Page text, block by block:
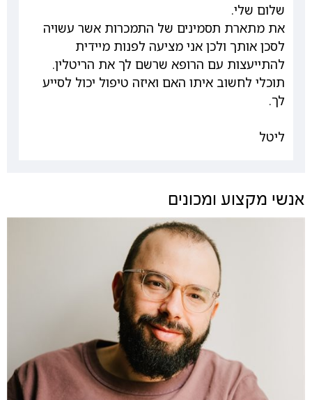
שלום שלי.
את מתארת תסמינים של התמכרות אשר עשויה
לסכן אותך ולכן אני מציעה לפנות מיידית
להתייעצות עם הרופא שרשם לך את הריטלין.
תוכלי לחשוב איתו האם ואיזה טיפול יכול לסייע
לך.
ליטל
אנשי מקצוע ומכונים